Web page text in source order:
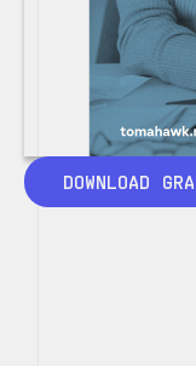
DOWNLOAD